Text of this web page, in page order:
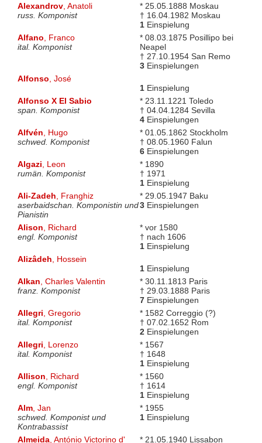
Alexandrov, Anatoli
russ. Komponist
* 25.05.1888 Moskau
† 16.04.1982 Moskau
1Einspielung
Alfano , Franco
ital. Komponist
* 08.03.1875 Posillipo bei
Neapel
† 27.10.1954 San Remo
3Einspielungen
Alfonso , José
1Einspielung
Alfonso X El Sabio
span. Komponist
* 23.11.1221 Toledo
† 04.04.1284 Sevilla
4Einspielungen
Alfvén , Hugo
schwed. Komponist
* 01.05.1862 Stockholm
† 08.05.1960 Falun
6Einspielungen
Algazi , Leon
rumän. Komponist
* 1890
† 1971
1Einspielung
Ali-Zadeh , Franghiz
aserbaidschan. Komponistin und
Pianistin
* 29.05.1947 Baku
3Einspielungen
Alison , Richard
engl. Komponist
* vor 1580
† nach 1606
1Einspielung
Alizâdeh , Hossein
1Einspielung
Alkan , Charles Valentin
franz. Komponist
* 30.11.1813 Paris
† 29.03.1888 Paris
7Einspielungen
Allegri , Gregorio
ital. Komponist
* 1582 Correggio (?)
† 07.02.1652 Rom
2Einspielungen
Allegri , Lorenzo
ital. Komponist
* 1567
† 1648
1Einspielung
Allison , Richard
engl. Komponist
* 1560
† 1614
1Einspielung
Alm, Jan
schwed. Komponist und
Kontrabassist
* 1955
1Einspielung
Almeida, António Victorino d'
* 21.05.1940 Lissabon